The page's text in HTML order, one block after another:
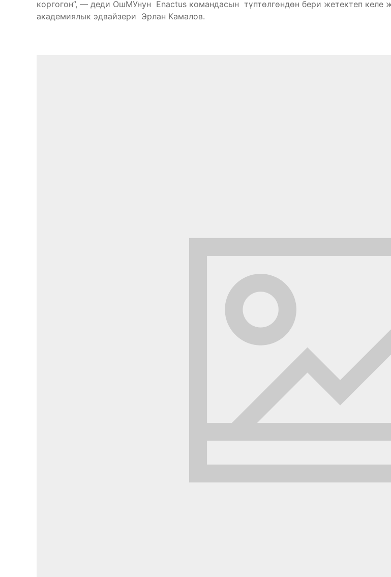
коргогон”, — деди ОшМУнун Enactus командасын түптөлгөндөн бери жетектеп келе
академиялык эдвайзери Эрлан Камалов.